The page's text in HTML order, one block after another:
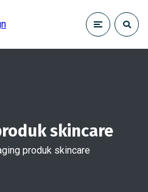
skincare
produk skincare